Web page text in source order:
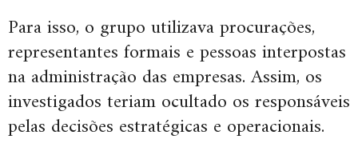
Para isso, o grupo utilizava procurações,
representantes formais e pessoas interpostas
na administração das empresas. Assim, os
investigados teriam ocultado os responsáveis
pelas decisões estratégicas e operacionais.